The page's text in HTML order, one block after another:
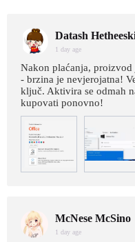
Datash
1 day age
Nakon plaćanja, proizvod
- brzina je nevjerojatna!
ključ. Aktivira se odmah
kupovati ponovno!
McNese McSino
1 day age